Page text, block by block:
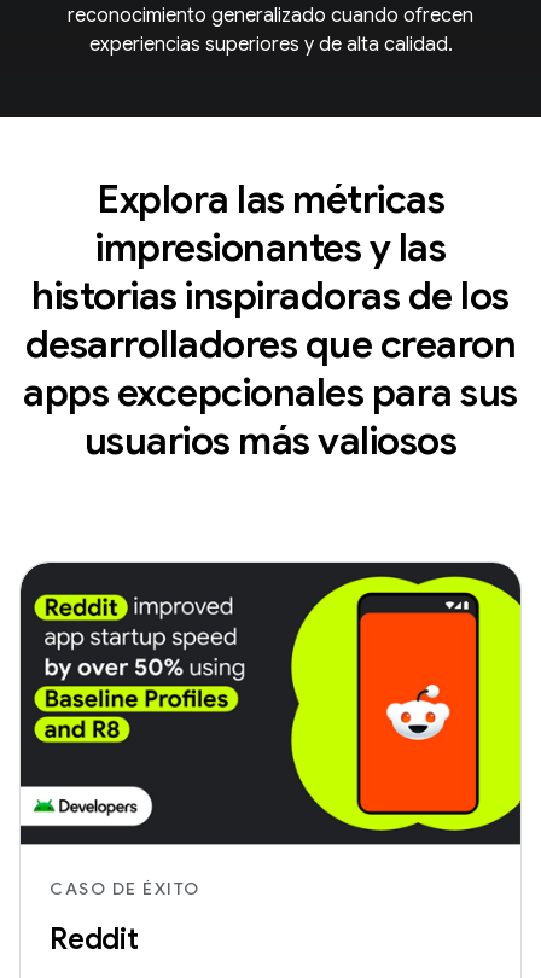
reconocimiento generalizado cuando ofrecen
experiencias superiores y de alta calidad.
Explora las métricas
impresionantes y las
historias inspiradoras de los
desarrolladores que crearon
apps excepcionales para sus
usuarios más valiosos
CASO DE ÉXITO
Reddit